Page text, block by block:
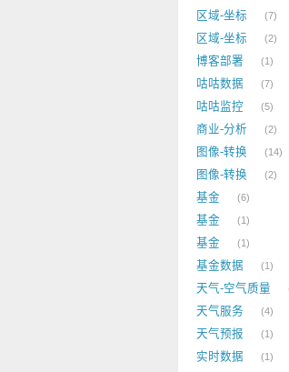
区域-坐标 7
区域-坐标 2
博客部署 1
咕咕数据 7
咕咕监控 5
商业-分析 2
图像-转换 14
图像-转换 2
基金 6
基金 1
基金 1
基金数据 1
天气-空气质量
天气服务 4
天气预报 1
实时数据 1